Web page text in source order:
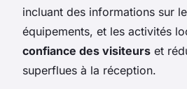
incluant des informations sur
équipements, et les activités
confiance des visiteurs et
superflues à la réception.